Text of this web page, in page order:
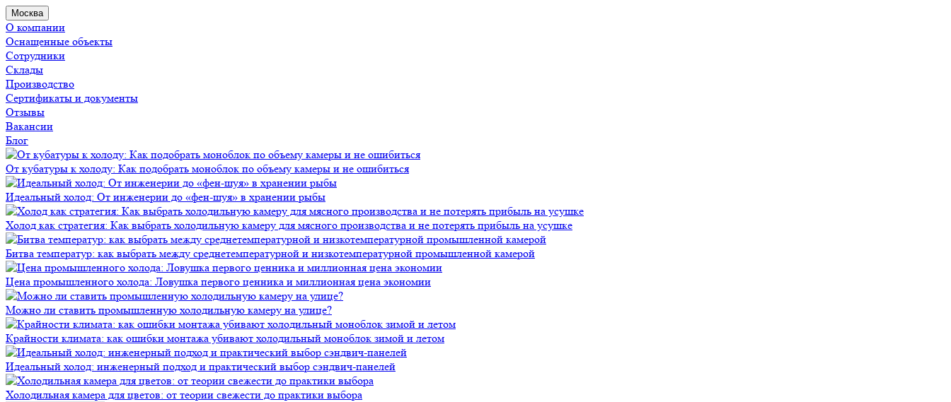
Москва
О компании
Оснащенные объекты
Сотрудники
Склады
Производство
Сертификаты и документы
Отзывы
Вакансии
Блог
От кубатуры к холоду: Как подобрать моноблок по объему камеры и не ошибиться
Идеальный холод: От инженерии до «фен-шуя» в хранении рыбы
Холод как стратегия: Как выбрать холодильную камеру для мясного производства и не потерять прибыль на усушке
Битва температур: как выбрать между среднетемпературной и низкотемпературной промышленной камерой
Цена промышленного холода: Ловушка первого ценника и миллионная цена экономии
Можно ли ставить промышленную холодильную камеру на улице?
Крайности климата: как ошибки монтажа убивают холодильный моноблок зимой и летом
Идеальный холод: инженерный подход и практический выбор сэндвич-панелей
Холодильная камера для цветов: от теории свежести до практики выбора